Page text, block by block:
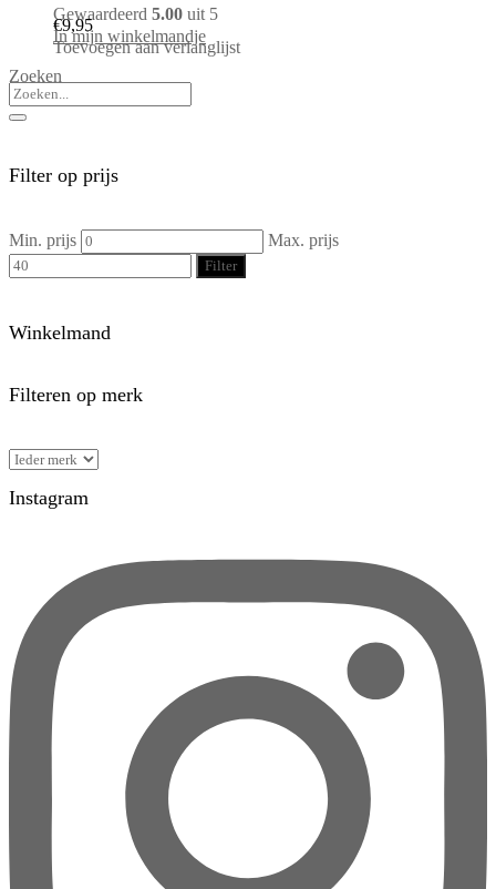
Gewaardeerd 5.00 uit 5
€9,95
In mijn winkelmandje
Toevoegen aan verlanglijst
Zoeken
Filter op prijs
Min. prijs Max. prijs
Filter
Winkelmand
Filteren op merk
Instagram